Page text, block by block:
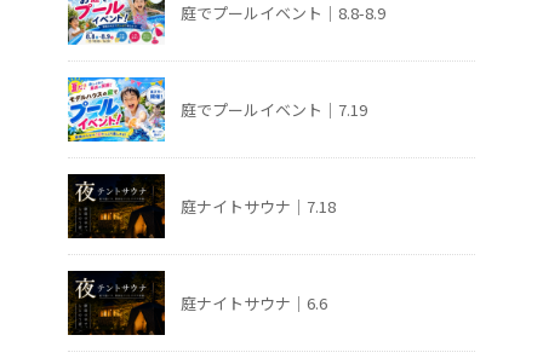
庭でプールイベント｜8.8-8.9
庭でプールイベント｜7.19
庭ナイトサウナ｜7.18
庭ナイトサウナ｜6.6